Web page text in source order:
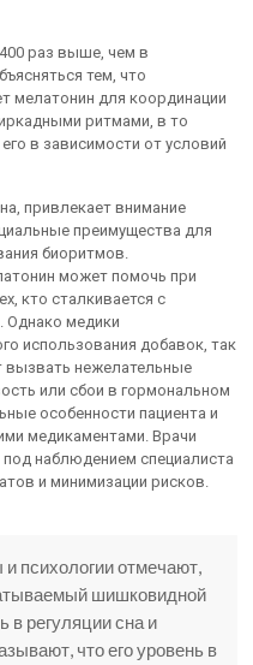
раз выше, чем в
тем, что
мелатонин для координации
ритмами, в то
в зависимости от условий
привлекает внимание
преимущества для
биоритмов.
может помочь при
кто сталкивается с
Однако медики
использования добавок, так
вызвать нежелательные
или сбои в гормональном
особенности пациента и
медикаментами. Врачи
наблюдением специалиста
и минимизации рисков.
психологии отмечают,
шишковидной
в регуляции сна и
что его уровень в